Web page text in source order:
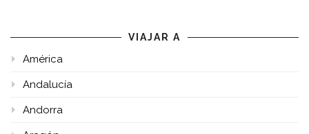
VIAJAR A
América
Andalucía
Andorra